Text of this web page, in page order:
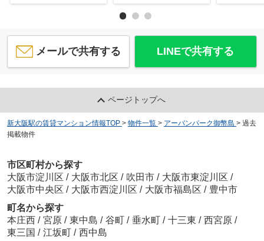
メールで共有する LINEで共有する
ページトップへ
新大阪駅の賃貸マンション情報TOP > 物件一覧 > アーバンパーク御幣島 > 過去
掲載物件
市区町村から探す
大阪市淀川区 / 大阪市北区 / 吹田市 / 大阪市東淀川区 /
大阪市中央区 / 大阪市西淀川区 / 大阪市福島区 / 豊中市
町名から探す
本庄西 / 宮原 / 東中島 / 谷町 / 垂水町 / 十三東 / 西宮原 /
東三国 / 江坂町 / 西中島